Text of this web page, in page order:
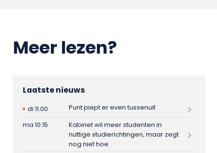
Meer lezen?
Laatste nieuws
di 11:00
Punt piept er even tussenuit
ma 10:15
Kabinet wil meer studenten in
nuttige studierichtingen, maar zegt
nog niet hoe